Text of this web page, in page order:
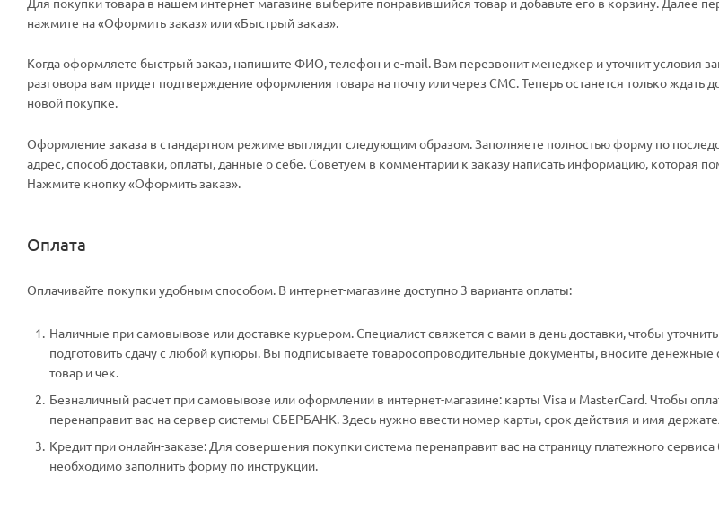
нажмите на «Оформить заказ» или «Быстрый заказ».
Когда оформляете быстрый заказ, напишите ФИО, телефон и e-mail. Вам перезвонит менеджер и уточнит условия
разговора вам придет подтверждение оформления товара на почту или через СМС. Теперь останется только ждать
новой покупке.
Оформление заказа в стандартном режиме выглядит следующим образом. Заполняете полностью форму по
адрес, способ доставки, оплаты, данные о себе. Советуем в комментарии к заказу написать информацию, которая
Нажмите кнопку «Оформить заказ».
Оплата
Оплачивайте покупки удобным способом. В интернет-магазине доступно 3 варианта оплаты:
Наличные при самовывозе или доставке курьером. Специалист свяжется с вами в день доставки, чтобы
подготовить сдачу с любой купюры. Вы подписываете товаросопроводительные документы, вносите денежные
товар и чек.
Безналичный расчет при самовывозе или оформлении в интернет-магазине: карты Visa и MasterCard. Чтобы
перенаправит вас на сервер системы СБЕРБАНК. Здесь нужно ввести номер карты, срок действия и имя
Кредит при онлайн-заказе: Для совершения покупки система перенаправит вас на страницу платежного
необходимо заполнить форму по инструкции.